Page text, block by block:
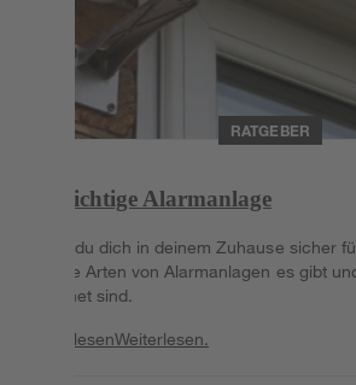
RATGEBER
Die richtige Alarmanlage
Damit du dich in deinem Zuhause sicher
welche Arten von Alarmanlagen es gibt
geeignet sind.
WeiterlesenWeiterlesen.